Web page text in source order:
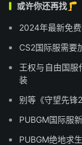
或许你还再找🦵
2024年最新免
CS2国际服需要
王权与自由国服
装
别等《守望先锋
PUBGM国际服
PUBGM绝地求